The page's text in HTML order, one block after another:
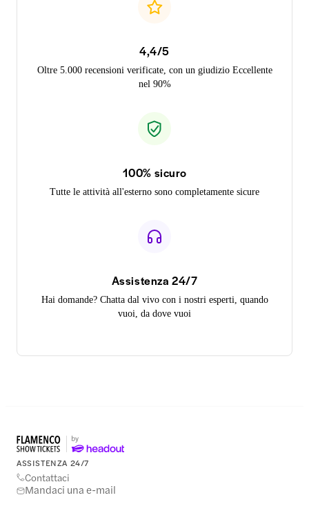
4,4/5
Oltre 5.000 recensioni verificate, con un giudizio Eccellente
nel 90%
100% sicuro
Tutte le attività all'esterno sono completamente sicure
Assistenza 24/7
Hai domande? Chatta dal vivo con i nostri esperti, quando
vuoi, da dove vuoi
ASSISTENZA 24/7
Contattaci
Mandaci una e-mail